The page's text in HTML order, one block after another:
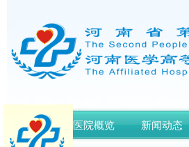
首页 医院概览 新闻动态